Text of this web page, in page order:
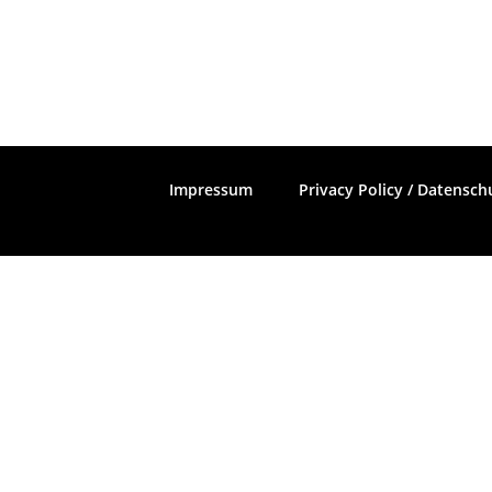
Impressum Privacy Policy /